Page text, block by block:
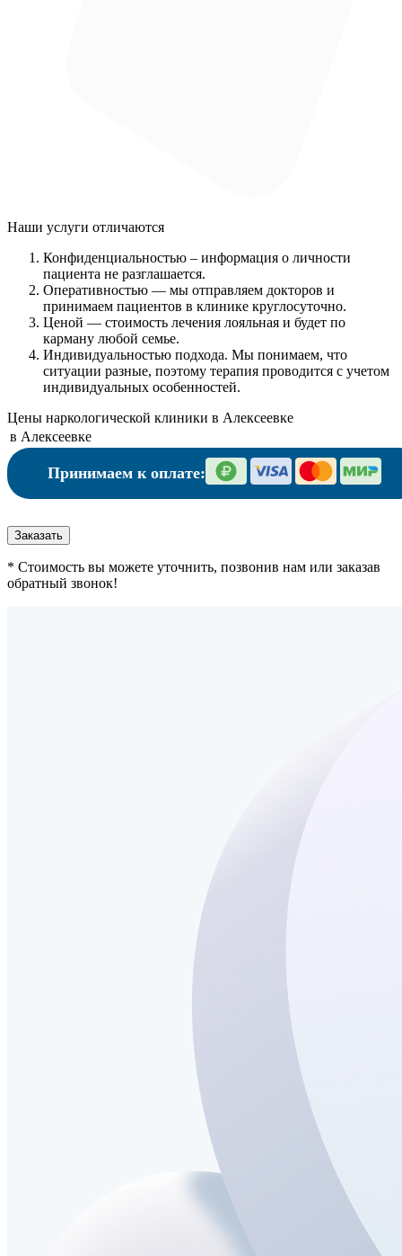
Наши услуги отличаются
Конфиденциальностью – информация о личности
пациента не разглашается.
Оперативностью — мы отправляем докторов и
принимаем пациентов в клинике круглосуточно.
Ценой — стоимость лечения лояльная и будет по
карману любой семье.
Индивидуальностью подхода. Мы понимаем, что
ситуации разные, поэтому терапия проводится с учетом
индивидуальных особенностей.
Цены наркологической клиники в Алексеевке
в Алексеевке
Принимаем к оплате:
Заказать
* Стоимость вы можете уточнить, позвонив нам или заказав
обратный звонок!